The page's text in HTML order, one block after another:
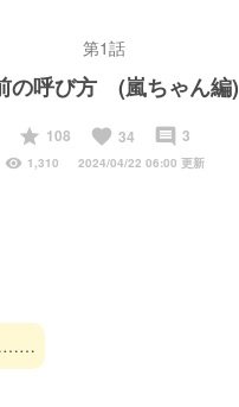
第1話
の呼び方 (嵐ちゃん編)
start
108 favorite 34 insert_comment 3
visibility 1,310 2024/04/22 06:00 更新